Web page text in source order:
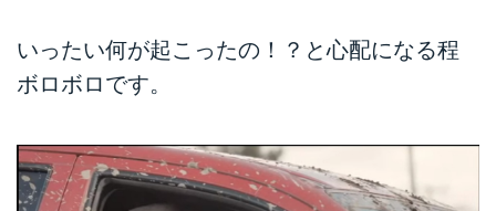
いったい何が起こったの！？と心配になる程
ボロボロです。